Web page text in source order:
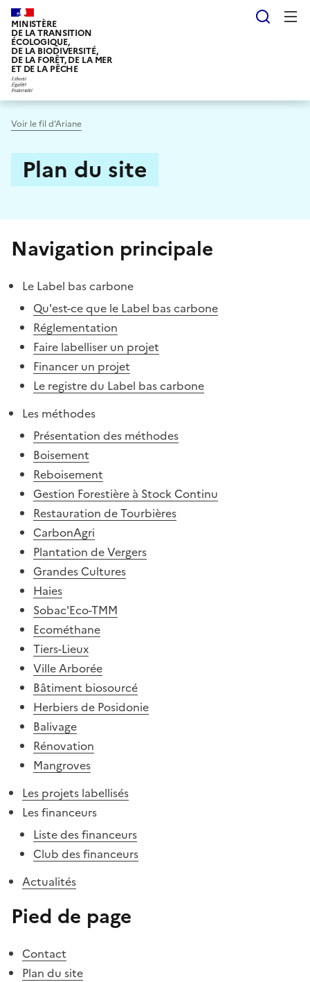
Aller
au
contenu
principal
MINISTÈRE
DE LA TRANSITION
ÉCOLOGIQUE,
DE LA BIODIVERSITÉ,
DE LA FORÊT, DE LA MER
ET DE LA PÊCHE
Voir le fil d'Ariane
Plan du site
Navigation principale
Le Label bas carbone
Qu'est-ce que le Label bas carbone
Réglementation
Faire labelliser un projet
Financer un projet
Le registre du Label bas carbone
Les méthodes
Présentation des méthodes
Boisement
Reboisement
Gestion Forestière à Stock Continu
Restauration de Tourbières
CarbonAgri
Plantation de Vergers
Grandes Cultures
Haies
Sobac'Eco-TMM
Ecométhane
Tiers-Lieux
Ville Arborée
Bâtiment biosourcé
Herbiers de Posidonie
Balivage
Rénovation
Mangroves
Les projets labellisés
Les financeurs
Liste des financeurs
Club des financeurs
Actualités
Pied de page
Contact
Plan du site